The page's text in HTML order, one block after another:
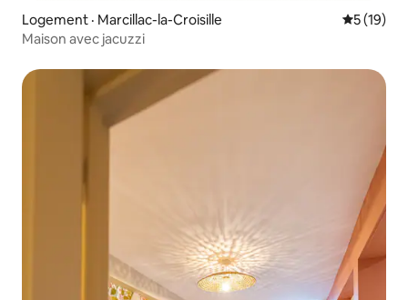
Logement · Marcillac-la-Croisille Note
5 (19)
Maison avec jacuzzi